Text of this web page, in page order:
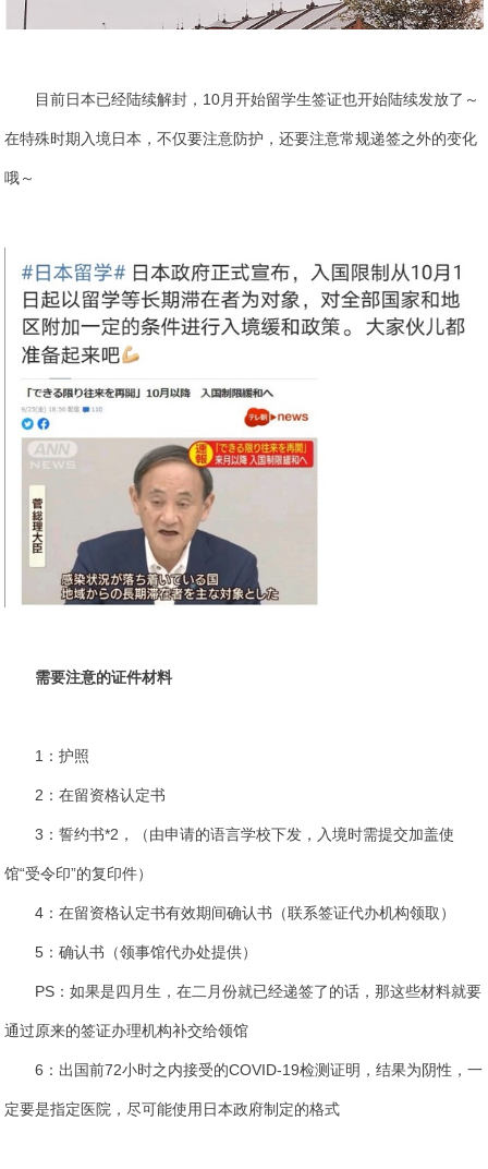
目前日本已经陆续解封，10月开始留学生签证也开始陆续发放了～
在特殊时期入境日本，不仅要注意防护，还要注意常规递签之外的变化
哦～
需要注意的证件材料
1：护照
2：在留资格认定书
3：誓约书*2，（由申请的语言学校下发，入境时需提交加盖使
馆“受令印”的复印件）
4：在留资格认定书有效期间确认书（联系签证代办机构领取）
5：确认书（领事馆代办处提供）
PS：如果是四月生，在二月份就已经递签了的话，那这些材料就要
通过原来的签证办理机构补交给领馆
6：出国前72小时之内接受的COVID-19检测证明，结果为阴性，一
定要是指定医院，尽可能使用日本政府制定的格式